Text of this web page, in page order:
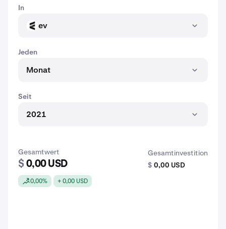
In
EV ev
Jeden
Monat
Seit
2021
Gesamtwert
$ 0,00 USD
0,00% + 0,00 USD
Gesamtinvestition
$ 0,00 USD